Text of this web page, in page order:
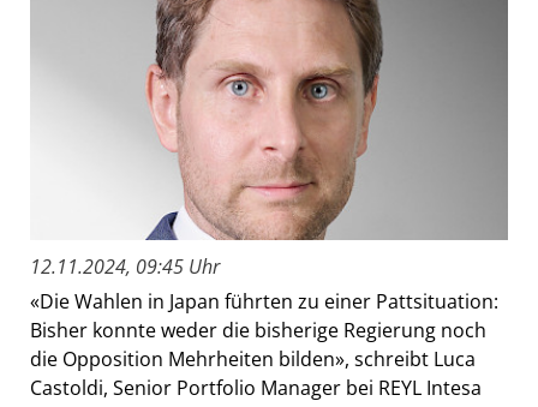
12.11.2024, 09:45 Uhr
«Die Wahlen in Japan führten zu einer Pattsituation:
Bisher konnte weder die bisherige Regierung noch
die Opposition Mehrheiten bilden», schreibt Luca
Castoldi, Senior Portfolio Manager bei REYL Intesa